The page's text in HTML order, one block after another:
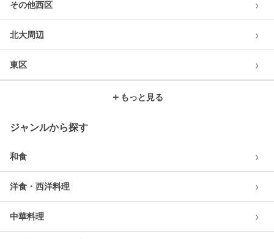
その他西区 ›
北大周辺 ›
東区 ›
＋ もっと見る
ジャンルから探す
和食 ›
洋食・西洋料理 ›
中華料理 ›